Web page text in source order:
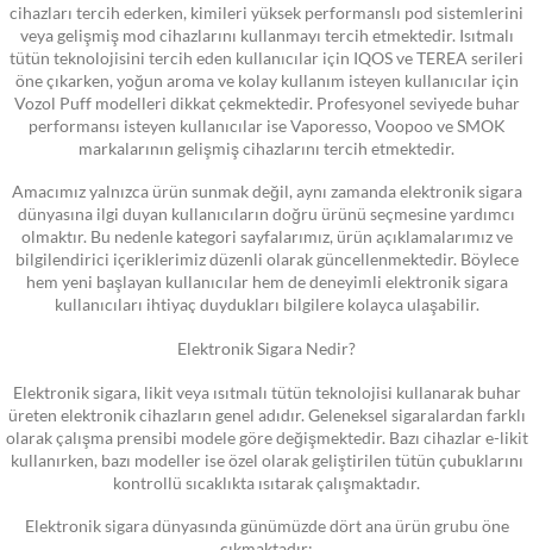
cihazları tercih ederken, kimileri yüksek performanslı pod sistemlerini
veya gelişmiş mod cihazlarını kullanmayı tercih etmektedir. Isıtmalı
tütün teknolojisini tercih eden kullanıcılar için IQOS ve TEREA serileri
öne çıkarken, yoğun aroma ve kolay kullanım isteyen kullanıcılar için
Vozol Puff modelleri dikkat çekmektedir. Profesyonel seviyede buhar
performansı isteyen kullanıcılar ise Vaporesso, Voopoo ve SMOK
markalarının gelişmiş cihazlarını tercih etmektedir.
Amacımız yalnızca ürün sunmak değil, aynı zamanda elektronik sigara
dünyasına ilgi duyan kullanıcıların doğru ürünü seçmesine yardımcı
olmaktır. Bu nedenle kategori sayfalarımız, ürün açıklamalarımız ve
bilgilendirici içeriklerimiz düzenli olarak güncellenmektedir. Böylece
hem yeni başlayan kullanıcılar hem de deneyimli elektronik sigara
kullanıcıları ihtiyaç duydukları bilgilere kolayca ulaşabilir.
Elektronik Sigara Nedir?
Elektronik sigara, likit veya ısıtmalı tütün teknolojisi kullanarak buhar
üreten elektronik cihazların genel adıdır. Geleneksel sigaralardan farklı
olarak çalışma prensibi modele göre değişmektedir. Bazı cihazlar e-likit
kullanırken, bazı modeller ise özel olarak geliştirilen tütün çubuklarını
kontrollü sıcaklıkta ısıtarak çalışmaktadır.
Elektronik sigara dünyasında günümüzde dört ana ürün grubu öne